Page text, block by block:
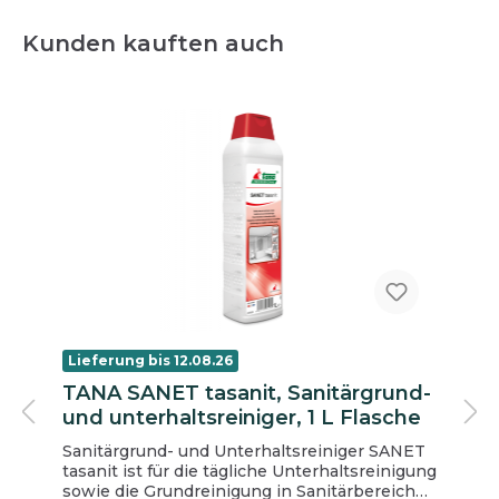
Kunden kauften auch
Lieferung bis 12.08.26
TANA SANET tasanit, Sanitärgrund-
und unterhaltsreiniger, 1 L Flasche
Sanitärgrund- und Unterhaltsreiniger SANET
tasanit ist für die tägliche Unterhaltsreinigung
sowie die Grundreinigung in Sanitärbereichen